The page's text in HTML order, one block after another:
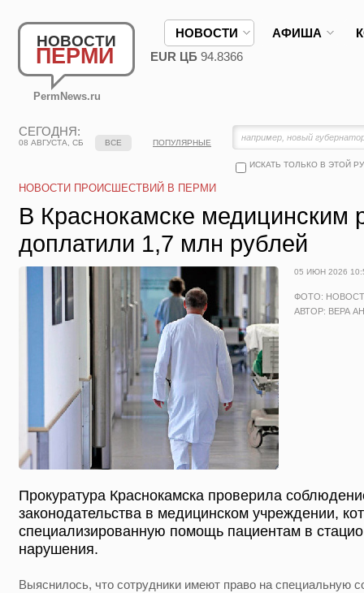
НОВОСТИ
ПЕРМИ
PermNews.ru
НОВОСТИ АФИША
EUR ЦБ 94.8366
СЕГОДНЯ:
08 АВГУСТА, СБ
ИСКАТЬ ТОЛЬКО В ЭТОЙ
ВСЕ ПОПУЛЯРНЫЕ
НОВОСТИ ПРОИСШЕСТВИЙ В ПЕРМИ
В Краснокамске медицинским
доплатили 1,7 млн рублей
05 ИЮН 2026
ФОТО:
АВТОР: ВЕРА
Прокуратура Краснокамска проверила
законодательства в медицинском учреждении,
специализированную помощь пациентам в
нарушения.
Выяснилось, что сотрудники имеют право на специальную